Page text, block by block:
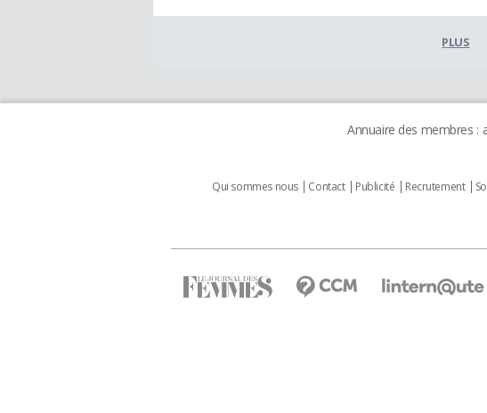
PLUS
Annuaire des membres :
Qui sommes nous Contact Publicité Recrutement